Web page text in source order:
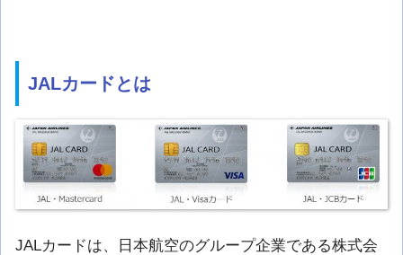
JALカードとは
JALカードは、日本航空のグループ企業である株式会